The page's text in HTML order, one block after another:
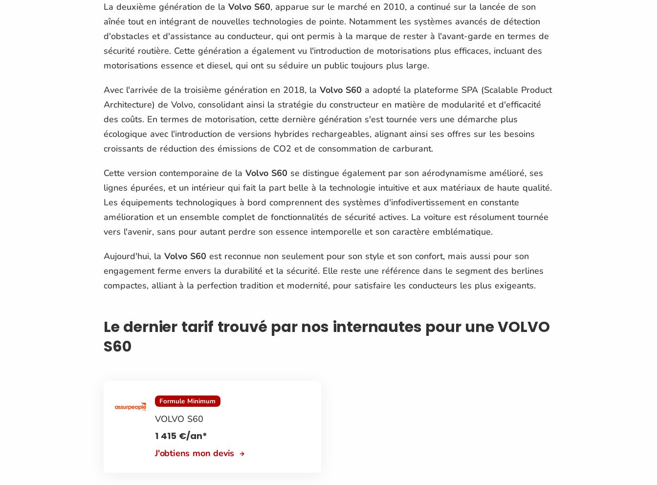
La deuxième génération de la Volvo S60, apparue sur le marché en 2010, a continué sur la lancée de son
aînée tout en intégrant de nouvelles technologies de pointe. Notamment les systèmes avancés de détection
d'obstacles et d'assistance au conducteur, qui ont permis à la marque de rester à l'avant-garde en termes de
sécurité routière. Cette génération a également vu l'introduction de motorisations plus efficaces, incluant des
motorisations essence et diesel, qui ont su séduire un public toujours plus large.
Avec l'arrivée de la troisième génération en 2018, la Volvo S60 a adopté la plateforme SPA (Scalable Product
Architecture) de Volvo, consolidant ainsi la stratégie du constructeur en matière de modularité et d'efficacité
des coûts. En termes de motorisation, cette dernière génération s'est tournée vers une démarche plus
écologique avec l'introduction de versions hybrides rechargeables, alignant ainsi ses offres sur les besoins
croissants de réduction des émissions de CO2 et de consommation de carburant.
Cette version contemporaine de la Volvo S60 se distingue également par son aérodynamisme amélioré, ses
lignes épurées, et un intérieur qui fait la part belle à la technologie intuitive et aux matériaux de haute qualité.
Les équipements technologiques à bord comprennent des systèmes d'infodivertissement en constante
amélioration et un ensemble complet de fonctionnalités de sécurité actives. La voiture est résolument tournée
vers l'avenir, sans pour autant perdre son essence intemporelle et son caractère emblématique.
Aujourd'hui, la Volvo S60 est reconnue non seulement pour son style et son confort, mais aussi pour son
engagement ferme envers la durabilité et la sécurité. Elle reste une référence dans le segment des berlines
compactes, alliant à la perfection tradition et modernité, pour satisfaire les conducteurs les plus exigeants.
Le dernier tarif trouvé par nos internautes pour une VOLVO
S60
Formule Minimum
VOLVO S60
1 415 €/an*
J'obtiens mon devis